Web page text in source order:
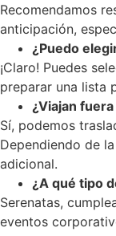
Recomendamos
anticipación,
¿Puedo
¡Claro! Puedes
preparar una lista
¿Viajan
Sí, podemos
Dependiendo de
adicional.
¿A qué tipo
Serenatas,
eventos